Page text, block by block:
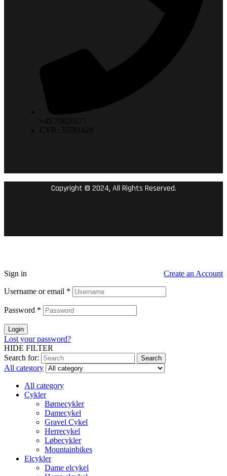
+45 75820177
CVR: 37781428
Copyright © 2024.All Rights Reserved.
Sign in Create an Account
Username or email *
Password *
Login
Lost your password?
HIDE FILTER
Search for:
Search
All category
All category
Cykler
Børnecykler
Damecykel
Gravel Cykel
Herrecykel
Løbecykler
Mountainbikes
Elcykler
Dame elcykel